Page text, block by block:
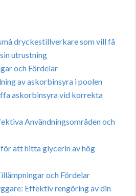
dryckestillverkare som vill få
utrustning
och Fördelar
av askorbinsyra i poolen
askorbinsyra vid korrekta
Användningsområden och
att hitta glycerin av hög
och Fördelar
Effektiv rengöring av din